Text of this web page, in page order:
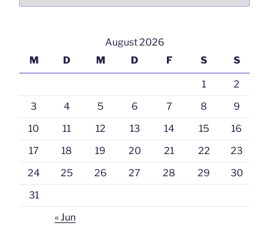
August 2026
M
D M D F S S
1
2
3
4 5 6 7 8
9
10
11 12 13 14 15
16
17
18 19 20 21 22
23
24
25 26 27 28 29
30
31
« Jun